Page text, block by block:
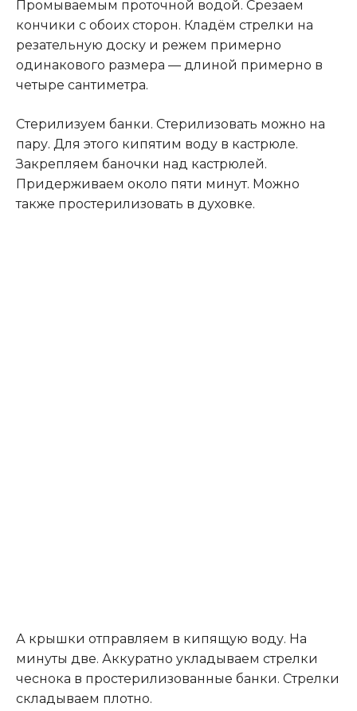
Промываемым проточной водой. Срезаем
кончики с обоих сторон. Кладём стрелки на
резательную доску и режем примерно
одинакового размера — длиной примерно в
четыре сантиметра.
Стерилизуем банки. Стерилизовать можно на
пару. Для этого кипятим воду в кастрюле.
Закрепляем баночки над кастрюлей.
Придерживаем около пяти минут. Можно
также простерилизовать в духовке.
А крышки отправляем в кипящую воду. На
минуты две. Аккуратно укладываем стрелки
чеснока в простерилизованные банки. Стрелки
складываем плотно.